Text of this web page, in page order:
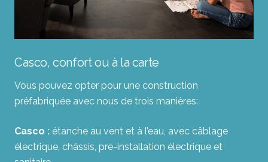
Casco, confort ou à la carte
Vous pouvez opter pour une construction
préfabriquée avec nous de trois manières:
Casco : étanche au vent et à l’eau, avec câblage
électrique, châssis, pré-installation électrique et